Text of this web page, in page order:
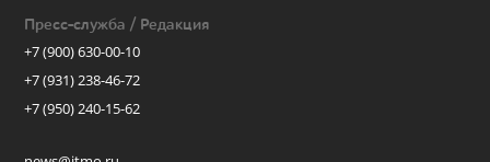
Пресс-служба / Редакция
+7 (900) 630-00-10
+7 (931) 238-46-72
+7 (950) 240-15-62